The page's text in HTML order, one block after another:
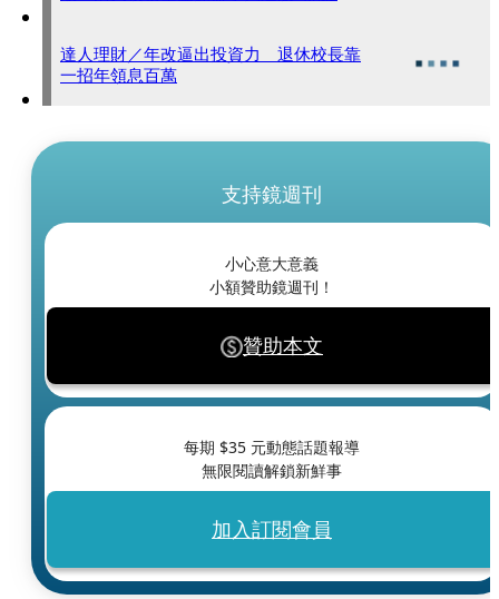
達人理財／年改逼出投資力 退休校長靠
一招年領息百萬
支持鏡週刊
小心意大意義
小額贊助鏡週刊！
贊助本文
每期 $35 元動態話題報導
無限閱讀解鎖新鮮事
加入訂閱會員